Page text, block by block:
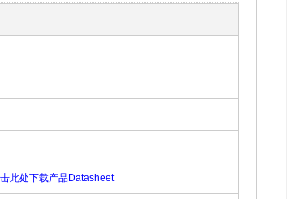
此处下载产品Datasheet